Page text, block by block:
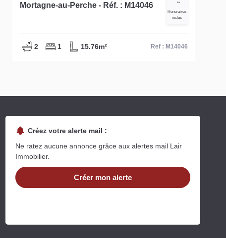
Mortagne-au-Perche - Réf. : M14046
**
Honoraires
inclus
2 1 15.76m² Ref : M14046
Créez votre alerte mail :
Ne ratez aucune annonce grâce aux alertes mail Lair
Immobilier.
Créer mon alerte